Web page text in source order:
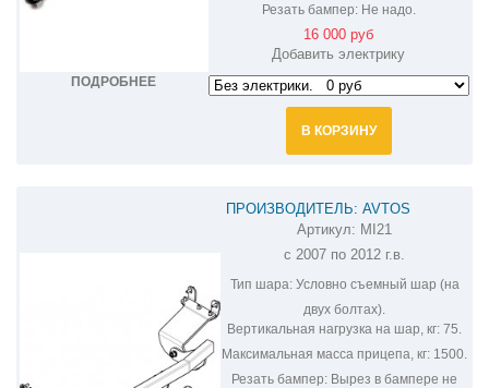
ПОДРОБНЕЕ
Резать бампер:Не надо.
16 000 руб
Добавить электрику
В КОРЗИНУ
ПРОИЗВОДИТЕЛЬ: AVTOS
ФАРКОП НА MITSUBISHI OUTLANDER
MI21
Артикул: MI21
с 2007 по 2012 г.в.
Тип шара:Условно съемный шар (на
двух болтах).
Вертикальная нагрузка на шар, кг: 75.
Максимальная масса прицепа, кг: 1500.
Резать бампер: Вырез в бампере не